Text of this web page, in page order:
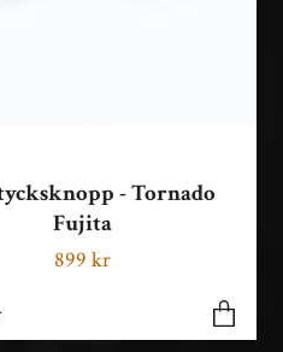
- Tornado
Fujita
899 kr